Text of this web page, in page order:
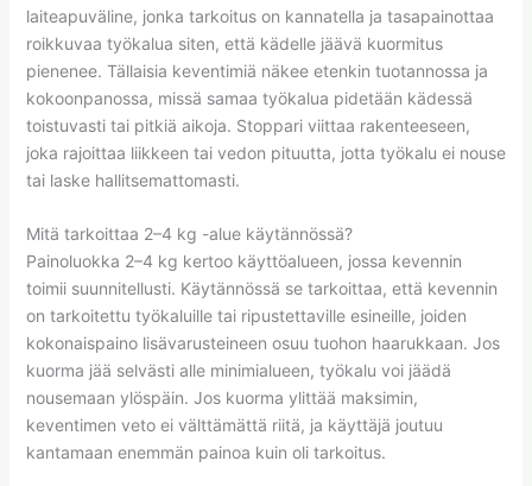
laiteapuväline, jonka tarkoitus on kannatella ja tasapainottaa
roikkuvaa työkalua siten, että kädelle jäävä kuormitus
pienenee. Tällaisia keventimiä näkee etenkin tuotannossa ja
kokoonpanossa, missä samaa työkalua pidetään kädessä
toistuvasti tai pitkiä aikoja. Stoppari viittaa rakenteeseen,
joka rajoittaa liikkeen tai vedon pituutta, jotta työkalu ei nouse
tai laske hallitsemattomasti.
Mitä tarkoittaa 2–4 kg -alue käytännössä?
Painoluokka 2–4 kg kertoo käyttöalueen, jossa kevennin
toimii suunnitellusti. Käytännössä se tarkoittaa, että kevennin
on tarkoitettu työkaluille tai ripustettaville esineille, joiden
kokonaispaino lisävarusteineen osuu tuohon haarukkaan. Jos
kuorma jää selvästi alle minimialueen, työkalu voi jäädä
nousemaan ylöspäin. Jos kuorma ylittää maksimin,
keventimen veto ei välttämättä riitä, ja käyttäjä joutuu
kantamaan enemmän painoa kuin oli tarkoitus.